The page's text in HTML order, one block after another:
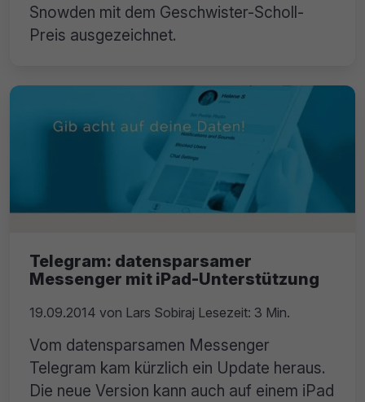
Snowden mit dem Geschwister-Scholl-
Preis ausgezeichnet.
Telegram: datensparsamer
Messenger mit iPad-Unterstützung
19.09.2014 von Lars Sobiraj Lesezeit: 3 Min.
Vom datensparsamen Messenger
Telegram kam kürzlich ein Update heraus.
Die neue Version kann auch auf einem iPad